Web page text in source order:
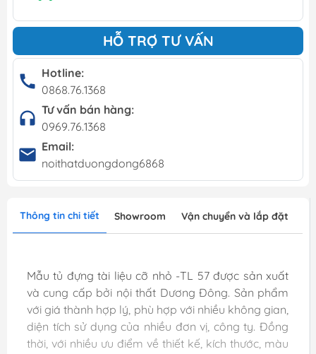
HỖ TRỢ TƯ VẤN
Hotline:
0868.76.1368
Tư vấn bán hàng:
0969.76.1368
Email:
noithatduongdong6868
Thông tin chi tiết Showroom Vận chuyển và lắp đặt
Mẫu tủ đựng tài liệu cỡ nhỏ -TL 57 được sản xuất
và cung cấp bởi nội thất Dương Đông. Sản phẩm
với giá thành hợp lý, phù hợp với nhiều không gian,
diện tích sử dụng của nhiều đơn vị, công ty. Đồng
thời, với nhiều ưu điểm về thiết kế, kích thước, màu